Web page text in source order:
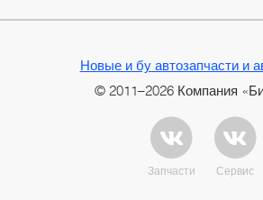
Новые и бу автозапчасти и
© 2011–2026 Компания
Запчасти Сервис